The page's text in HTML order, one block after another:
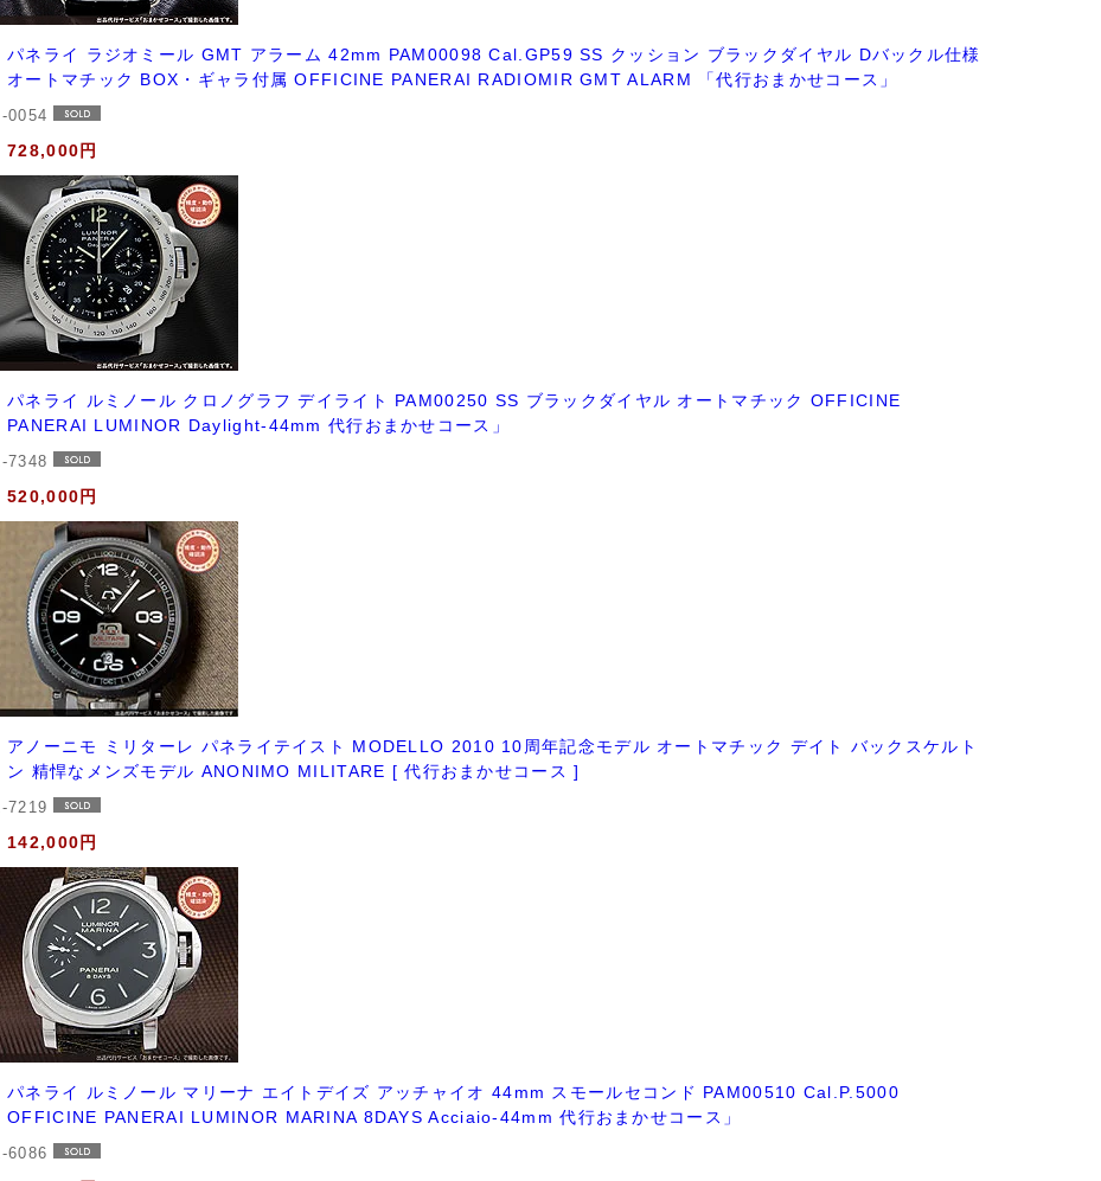
パネライ ラジオミール GMT アラーム 42mm PAM00098 Cal.GP59 SS クッション ブラックダイヤル Dバックル仕様
オートマチック BOX・ギャラ付属 OFFICINE PANERAI RADIOMIR GMT ALARM 「代行おまかせコース」
0054
728,000円
パネライ ルミノール クロノグラフ デイライト PAM00250 SS ブラックダイヤル オートマチック OFFICINE
PANERAI LUMINOR Daylight-44mm 代行おまかせコース」
7348
520,000円
アノーニモ ミリターレ パネライテイスト MODELLO 2010 10周年記念モデル オートマチック デイト バックスケルト
ン 精悍なメンズモデル ANONIMO MILITARE [ 代行おまかせコース ]
7219
142,000円
パネライ ルミノール マリーナ エイトデイズ アッチャイオ 44mm スモールセコンド PAM00510 Cal.P.5000
OFFICINE PANERAI LUMINOR MARINA 8DAYS Acciaio-44mm 代行おまかせコース」
6086